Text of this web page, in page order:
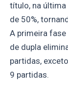
título, na
de 50%,
A primeira fase
de dupla
partidas,
9 partidas.